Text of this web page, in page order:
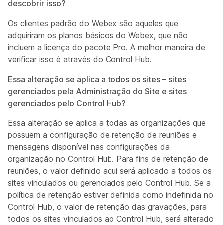
descobrir isso?
Os clientes padrão do Webex são aqueles que
adquiriram os planos básicos do Webex, que não
incluem a licença do pacote Pro. A melhor maneira de
verificar isso é através do Control Hub.
Essa alteração se aplica a todos os sites – sites
gerenciados pela Administração do Site e sites
gerenciados pelo Control Hub?
Essa alteração se aplica a todas as organizações que
possuem a configuração de retenção de reuniões e
mensagens disponível nas configurações da
organização no Control Hub. Para fins de retenção de
reuniões, o valor definido aqui será aplicado a todos os
sites vinculados ou gerenciados pelo Control Hub. Se a
política de retenção estiver definida como indefinida no
Control Hub, o valor de retenção das gravações, para
todos os sites vinculados ao Control Hub, será alterado